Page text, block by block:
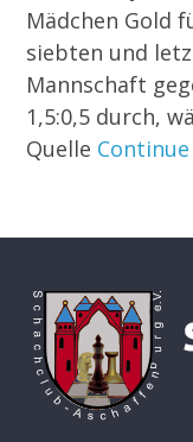
Mädchen Gold
siebten und
Mannschaft
1,5:0,5 durch,
Quelle